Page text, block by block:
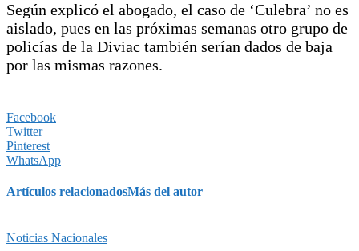
Según explicó el abogado, el caso de ‘Culebra’ no es
aislado, pues en las próximas semanas otro grupo de
policías de la Diviac también serían dados de baja
por las mismas razones.
Facebook
Twitter
Pinterest
WhatsApp
Artículos relacionadosMás del autor
Noticias Nacionales